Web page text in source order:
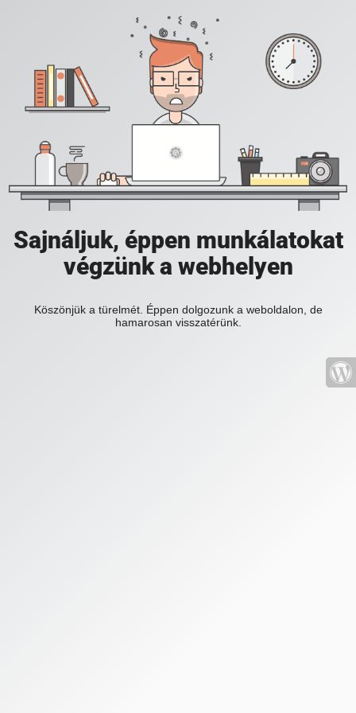
Sajnáljuk, éppen munkálatokat
végzünk a webhelyen
Köszönjük a türelmét. Éppen dolgozunk a weboldalon, de
hamarosan visszatérünk.